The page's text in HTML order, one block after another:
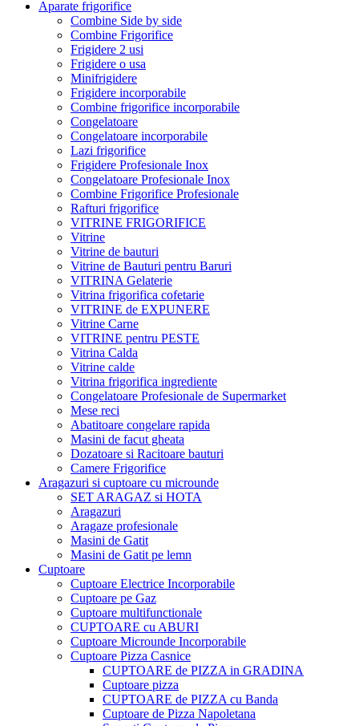
Aparate frigorifice
Combine Side by side
Combine Frigorifice
Frigidere 2 usi
Frigidere o usa
Minifrigidere
Frigidere incorporabile
Combine frigorifice incorporabile
Congelatoare
Congelatoare incorporabile
Lazi frigorifice
Frigidere Profesionale Inox
Congelatoare Profesionale Inox
Combine Frigorifice Profesionale
Rafturi frigorifice
VITRINE FRIGORIFICE
Vitrine
Vitrine de bauturi
Vitrine de Bauturi pentru Baruri
VITRINA Gelaterie
Vitrina frigorifica cofetarie
VITRINE de EXPUNERE
Vitrine Carne
VITRINE pentru PESTE
Vitrina Calda
Vitrine calde
Vitrina frigorifica ingrediente
Congelatoare Profesionale de Supermarket
Mese reci
Abatitoare congelare rapida
Masini de facut gheata
Dozatoare si Racitoare bauturi
Camere Frigorifice
Aragazuri si cuptoare cu microunde
SET ARAGAZ si HOTA
Aragazuri
Aragaze profesionale
Masini de Gatit
Masini de Gatit pe lemn
Cuptoare
Cuptoare Electrice Incorporabile
Cuptoare pe Gaz
Cuptoare multifunctionale
CUPTOARE cu ABURI
Cuptoare Microunde Incorporabile
Cuptoare Pizza Casnice
CUPTOARE de PIZZA in GRADINA
Cuptoare pizza
CUPTOARE de PIZZA cu Banda
Cuptoare de Pizza Napoletana